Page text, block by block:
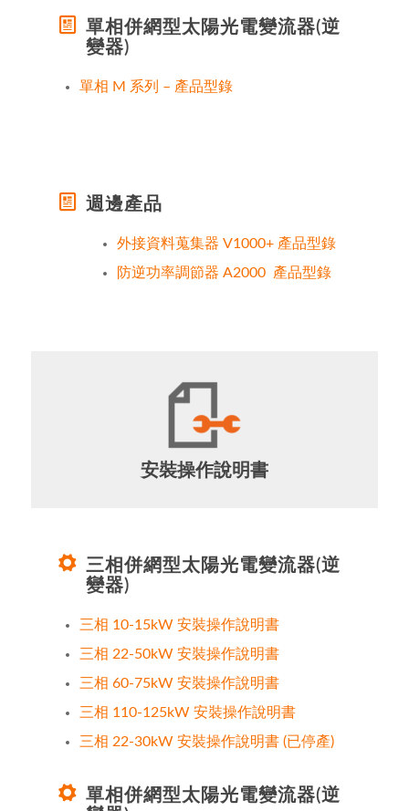
單相併網型太陽光電變流器(逆
變器)
單相 M 系列 – 產品型錄
週邊產品
外接資料蒐集器 V1000+ 產品型錄
防逆功率調節器 A2000 產品型錄
安裝操作說明書
三相併網型太陽光電變流器(逆
變器)
三相 10-15kW 安裝操作說明書
三相 22-50kW 安裝操作說明書
三相 60-75kW 安裝操作說明書
三相 110-125kW 安裝操作說明書
三相 22-30kW 安裝操作說明書 (已停產)
單相併網型太陽光電變流器(逆